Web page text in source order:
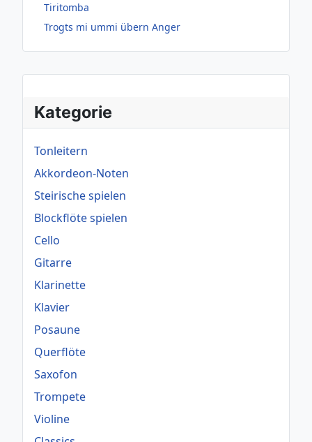
Kategorie
Tonleitern
Akkordeon-Noten
Steirische spielen
Blockflöte spielen
Cello
Gitarre
Klarinette
Klavier
Posaune
Querflöte
Saxofon
Trompete
Violine
Tiritomba
Trogts mi ummi übern Anger